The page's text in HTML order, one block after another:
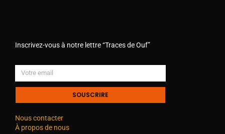
Inscrivez-vous à notre lettre “Traces de Ouf”
SOUSCRIRE
Nous contacter
À propos de nous